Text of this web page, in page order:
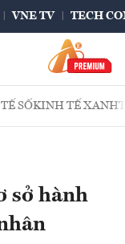
VNE TV TECH
SỐKINH TẾ XANH
sở hành